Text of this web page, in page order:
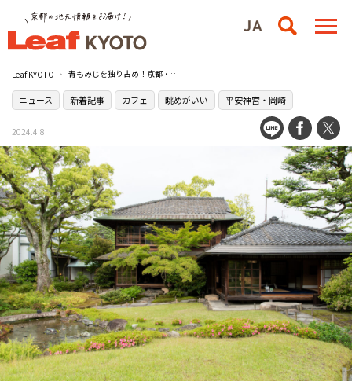
Leaf KYOTO 青もみじを独り占め！京都・岡崎にある通常非公開の［無鄰菴（むりんあん）］母屋2階がゴールデンウィーク限定で貸し切りカフェに
ニュース 新着記事 カフェ 眺めがいい 平安神宮・岡崎
2024.4.8